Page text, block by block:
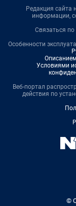
Редакция сайта
информации,
Связаться
Особенности
Условиями
Веб-портал
действия по
©